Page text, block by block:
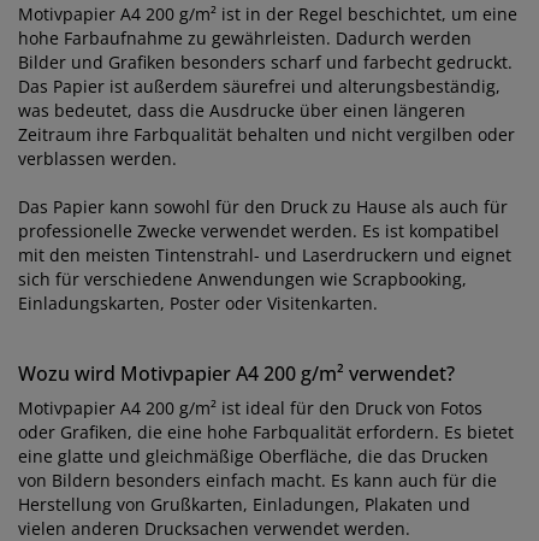
Motivpapier A4 200 g/m² ist in der Regel beschichtet, um eine
hohe Farbaufnahme zu gewährleisten. Dadurch werden
Bilder und Grafiken besonders scharf und farbecht gedruckt.
Das Papier ist außerdem säurefrei und alterungsbeständig,
was bedeutet, dass die Ausdrucke über einen längeren
Zeitraum ihre Farbqualität behalten und nicht vergilben oder
verblassen werden.
Das Papier kann sowohl für den Druck zu Hause als auch für
professionelle Zwecke verwendet werden. Es ist kompatibel
mit den meisten Tintenstrahl- und Laserdruckern und eignet
sich für verschiedene Anwendungen wie Scrapbooking,
Einladungskarten, Poster oder Visitenkarten.
Wozu wird Motivpapier A4 200 g/m² verwendet?
Motivpapier A4 200 g/m² ist ideal für den Druck von Fotos
oder Grafiken, die eine hohe Farbqualität erfordern. Es bietet
eine glatte und gleichmäßige Oberfläche, die das Drucken
von Bildern besonders einfach macht. Es kann auch für die
Herstellung von Grußkarten, Einladungen, Plakaten und
vielen anderen Drucksachen verwendet werden.